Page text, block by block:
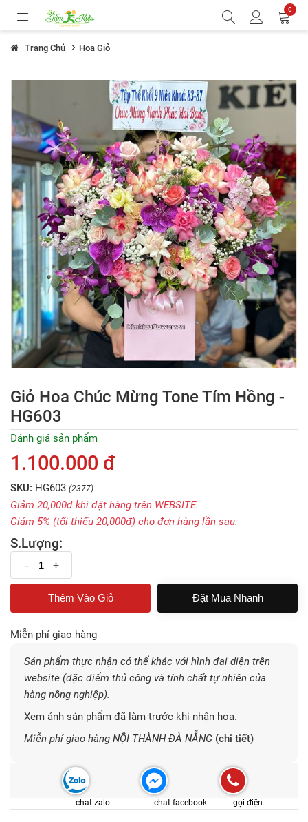
0
Trang Chủ Hoa Giỏ
Giỏ Hoa Chúc Mừng Tone Tím Hồng -
HG603
Đánh giá sản phẩm
1.100.000 đ
SKU: HG603 (2377)
Giảm 20,000đ khi đặt hàng trên WEBSITE.
Giảm 5% (tối thiếu 20,000đ) cho đơn hàng lần sau.
S.Lượng:
- +
Đặt Mua Nhanh
Miễn phí giao hàng
Sản phẩm thực nhận có thể khác với hình đại diện trên
website (đặc điểm thủ công và tính chất tự nhiên của
hàng nông nghiệp).
Xem ảnh sản phẩm đã làm trước khi nhận hoa.
Miễn phí giao hàng NỘI THÀNH ĐÀ NẴNG (chi tiết)
chat zalo chat facebook gọi điện